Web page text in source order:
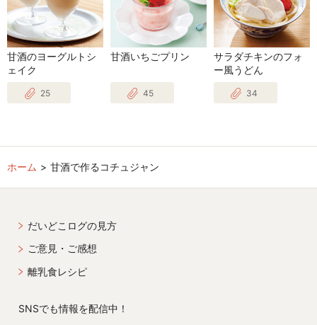
甘酒のヨーグルトシ
ェイク
25
甘酒いちごプリン
45
サラダチキンのフォ
ー風うどん
34
ホーム 甘酒で作るコチュジャン
だいどこログの見方
ご意見・ご感想
離乳食レシピ
SNSでも情報を配信中！